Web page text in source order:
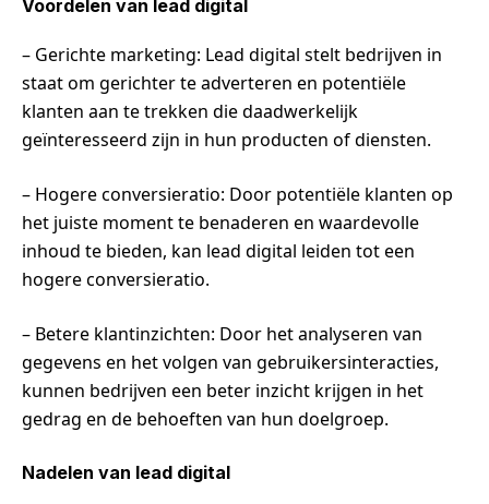
Voordelen van lead digital
– Gerichte marketing: Lead digital stelt bedrijven in
staat om gerichter te adverteren en potentiële
klanten aan te trekken die daadwerkelijk
geïnteresseerd zijn in hun producten of diensten.
– Hogere conversieratio: Door potentiële klanten op
het juiste moment te benaderen en waardevolle
inhoud te bieden, kan lead digital leiden tot een
hogere conversieratio.
– Betere klantinzichten: Door het analyseren van
gegevens en het volgen van gebruikersinteracties,
kunnen bedrijven een beter inzicht krijgen in het
gedrag en de behoeften van hun doelgroep.
Nadelen van lead digital